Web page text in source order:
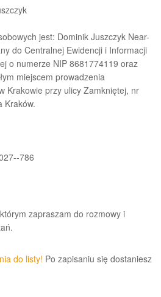
jest: Dominik Juszczyk Near-
do Centralnej Ewidencji i Informacji
o numerze NIP 8681774119 oraz
miejscem prowadzenia
Krakowie przy ulicy Zamkniętej, nr
Kraków.
786
zapraszam do rozmowy i
do listy! Po zapisaniu się dostaniesz